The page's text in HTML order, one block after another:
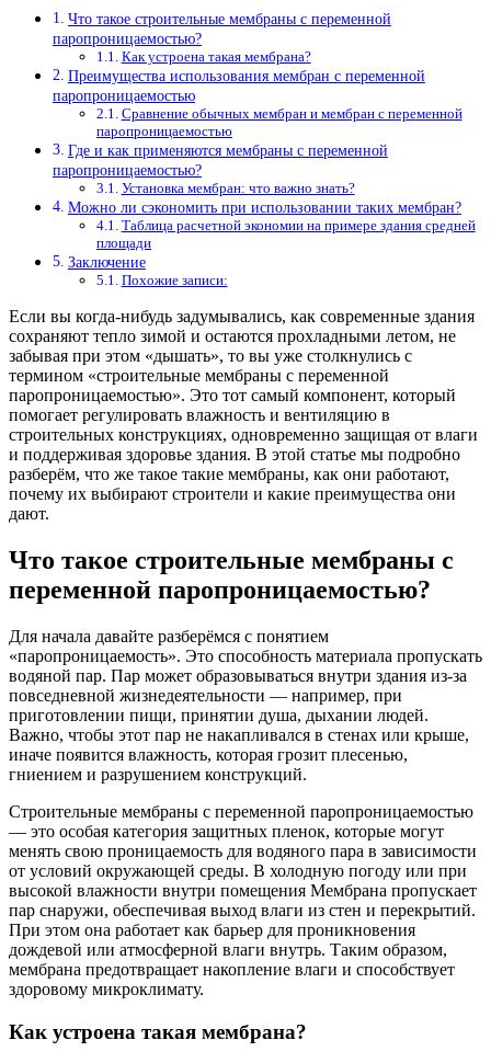
Что такое строительные мембраны с переменной
паропроницаемостью?
Как устроена такая мембрана?
Преимущества использования мембран с переменной
паропроницаемостью
Сравнение обычных мембран и мембран с переменной
паропроницаемостью
Где и как применяются мембраны с переменной
паропроницаемостью?
Установка мембран: что важно знать?
Можно ли сэкономить при использовании таких мембран?
Таблица расчетной экономии на примере здания средней
площади
Заключение
Похожие записи:
Если вы когда-нибудь задумывались, как современные здания
сохраняют тепло зимой и остаются прохладными летом, не
забывая при этом «дышать», то вы уже столкнулись с
термином «строительные мембраны с переменной
паропроницаемостью». Это тот самый компонент, который
помогает регулировать влажность и вентиляцию в
строительных конструкциях, одновременно защищая от влаги
и поддерживая здоровье здания. В этой статье мы подробно
разберём, что же такое такие мембраны, как они работают,
почему их выбирают строители и какие преимущества они
дают.
Что такое строительные мембраны с
переменной паропроницаемостью?
Для начала давайте разберёмся с понятием
«паропроницаемость». Это способность материала пропускать
водяной пар. Пар может образовываться внутри здания из-за
повседневной жизнедеятельности — например, при
приготовлении пищи, принятии душа, дыхании людей.
Важно, чтобы этот пар не накапливался в стенах или крыше,
иначе появится влажность, которая грозит плесенью,
гниением и разрушением конструкций.
Строительные мембраны с переменной паропроницаемостью
— это особая категория защитных пленок, которые могут
менять свою проницаемость для водяного пара в зависимости
от условий окружающей среды. В холодную погоду или при
высокой влажности внутри помещения Мембрана пропускает
пар снаружи, обеспечивая выход влаги из стен и перекрытий.
При этом она работает как барьер для проникновения
дождевой или атмосферной влаги внутрь. Таким образом,
мембрана предотвращает накопление влаги и способствует
здоровому микроклимату.
Как устроена такая мембрана?